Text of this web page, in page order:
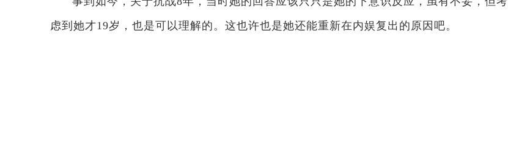
虑到她才19岁，也是可以理解的。这也许也是她还能重新在内娱复出的原因吧。